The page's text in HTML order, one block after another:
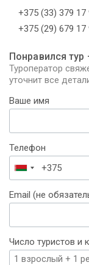
+375 (33) 379 17
+375 (29) 679 17
Понравился тур
Туроператор
уточнит все
Ваше имя
Телефон
Беларусь
+375
Email (не
Число туристов и